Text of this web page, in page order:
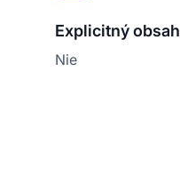
Explicitný obsah
Nie